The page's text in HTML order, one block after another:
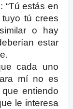
“Tú estás en
tú crees
o hay
estar
cada uno
mí no es
entiendo
le interesa